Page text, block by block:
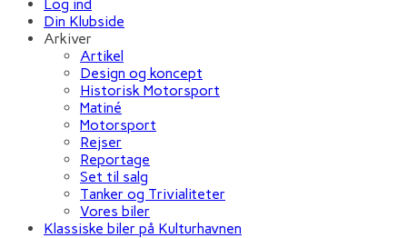
Log ind
Din Klubside
Arkiver
Artikel
Design og koncept
Historisk Motorsport
Matiné
Motorsport
Rejser
Reportage
Set til salg
Tanker og Trivialiteter
Vores biler
Klassiske biler på Kulturhavnen